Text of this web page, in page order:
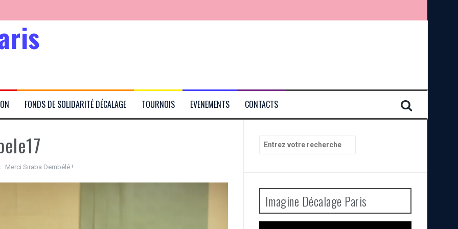
FONDS DE SOLIDARITÉ DÉCALAGE TOURNOIS EVENEMENTS CONTACTS
: Merci Siraba Dembélé !
Recherche
pour
Imagine Décalage Paris